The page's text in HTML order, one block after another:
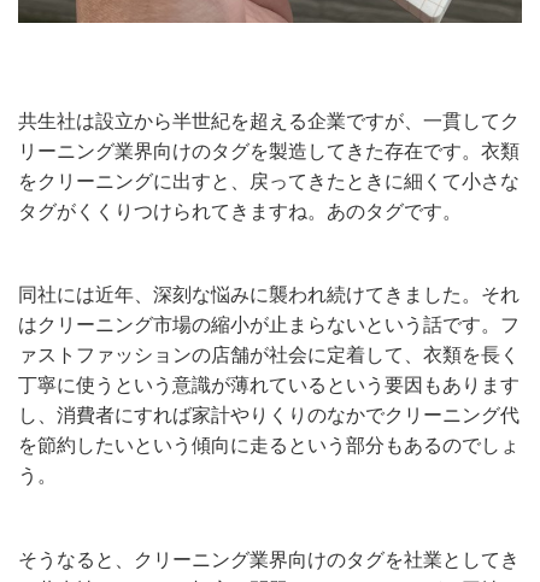
共生社は設立から半世紀を超える企業ですが、一貫してク
リーニング業界向けのタグを製造してきた存在です。衣類
をクリーニングに出すと、戻ってきたときに細くて小さな
タグがくくりつけられてきますね。あのタグです。
同社には近年、深刻な悩みに襲われ続けてきました。それ
はクリーニング市場の縮小が止まらないという話です。フ
ァストファッションの店舗が社会に定着して、衣類を長く
丁寧に使うという意識が薄れているという要因もあります
し、消費者にすれば家計やりくりのなかでクリーニング代
を節約したいという傾向に走るという部分もあるのでしょ
う。
そうなると、クリーニング業界向けのタグを社業としてき